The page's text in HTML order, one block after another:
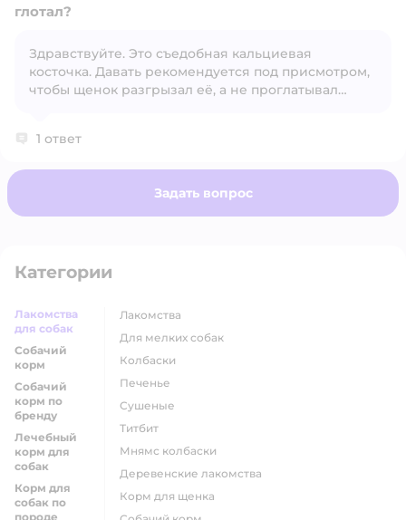
Открыть вопрос
глотал?
Здравствуйте. Это съедобная кальциевая
косточка. Давать рекомендуется под присмотром,
чтобы щенок разгрызал её, а не проглатывал
1 ответ
Задать вопрос
Категории
Лакомства
для собак
Собачий
корм
Собачий
корм по
бренду
Лечебный
корм для
собак
Корм для
собак по
породе
лакомства
для мелких собак
колбаски
печенье
сушеные
титбит
мнямс колбаски
деревенские лакомства
корм для щенка